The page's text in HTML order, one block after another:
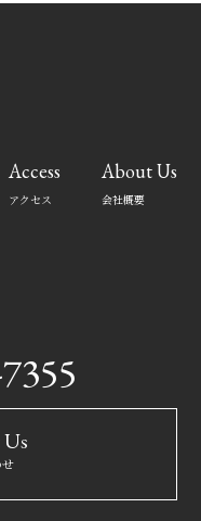
Access
アクセス
About Us
会社概要